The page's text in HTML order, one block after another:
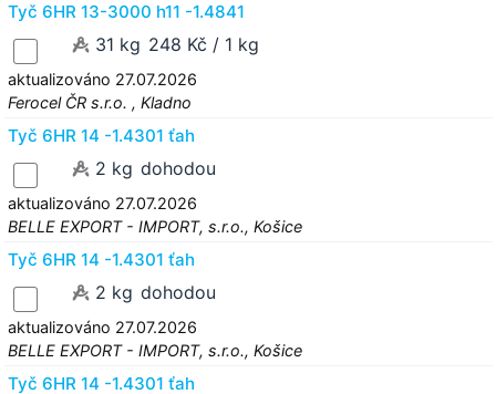
Tyč 6HR 13-3000 h11 -1.4841
31 kg 248 Kč / 1 kg
aktualizováno 27.07.2026
Ferocel ČR s.r.o. , Kladno
Tyč 6HR 14 -1.4301 ťah
2 kg dohodou
aktualizováno 27.07.2026
BELLE EXPORT - IMPORT, s.r.o., Košice
Tyč 6HR 14 -1.4301 ťah
2 kg dohodou
aktualizováno 27.07.2026
BELLE EXPORT - IMPORT, s.r.o., Košice
Tyč 6HR 14 -1.4301 ťah